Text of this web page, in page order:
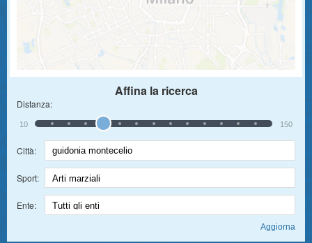
Affina la ricerca
Distanza:
10 150
Città:
Sport:
Ente: